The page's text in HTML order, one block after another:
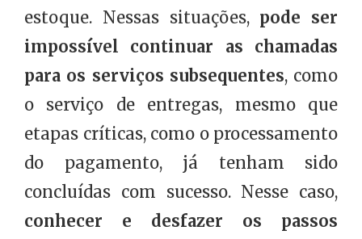
estoque. Nessas situações, pode ser
impossível continuar as chamadas
para os serviços subsequentes, como
o serviço de entregas, mesmo que
etapas críticas, como o processamento
do pagamento, já tenham sido
concluídas com sucesso. Nesse caso,
conhecer e desfazer os passos